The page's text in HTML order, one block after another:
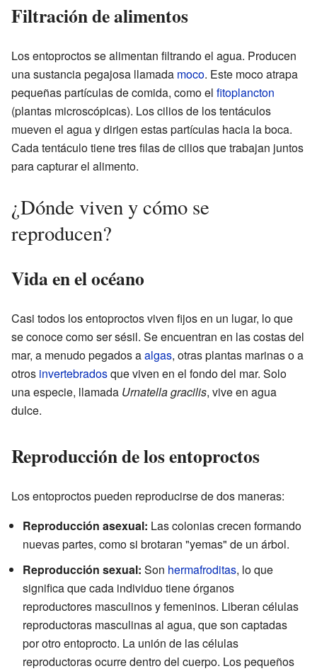
Filtración de alimentos
Los entoproctos se alimentan filtrando el agua. Producen
una sustancia pegajosa llamada moco. Este moco atrapa
pequeñas partículas de comida, como el fitoplancton
(plantas microscópicas). Los cilios de los tentáculos
mueven el agua y dirigen estas partículas hacia la boca.
Cada tentáculo tiene tres filas de cilios que trabajan juntos
para capturar el alimento.
¿Dónde viven y cómo se
reproducen?
Vida en el océano
Casi todos los entoproctos viven fijos en un lugar, lo que
se conoce como ser sésil. Se encuentran en las costas del
mar, a menudo pegados aalgas, otras plantas marinas o a
otros invertebradosque viven en el fondo del mar. Solo
una especie, llamada Urnatella gracilis, vive en agua
dulce.
Reproducción de los entoproctos
Los entoproctos pueden reproducirse de dos maneras:
Reproducción asexual: Las colonias crecen formando
nuevas partes, como si brotaran "yemas" de un árbol.
Reproducción sexual: Son hermafroditas, lo que
significa que cada individuo tiene órganos
reproductores masculinos y femeninos. Liberan células
reproductoras masculinas al agua, que son captadas
por otro entoprocto. La unión de las células
reproductoras ocurre dentro del cuerpo. Los pequeños